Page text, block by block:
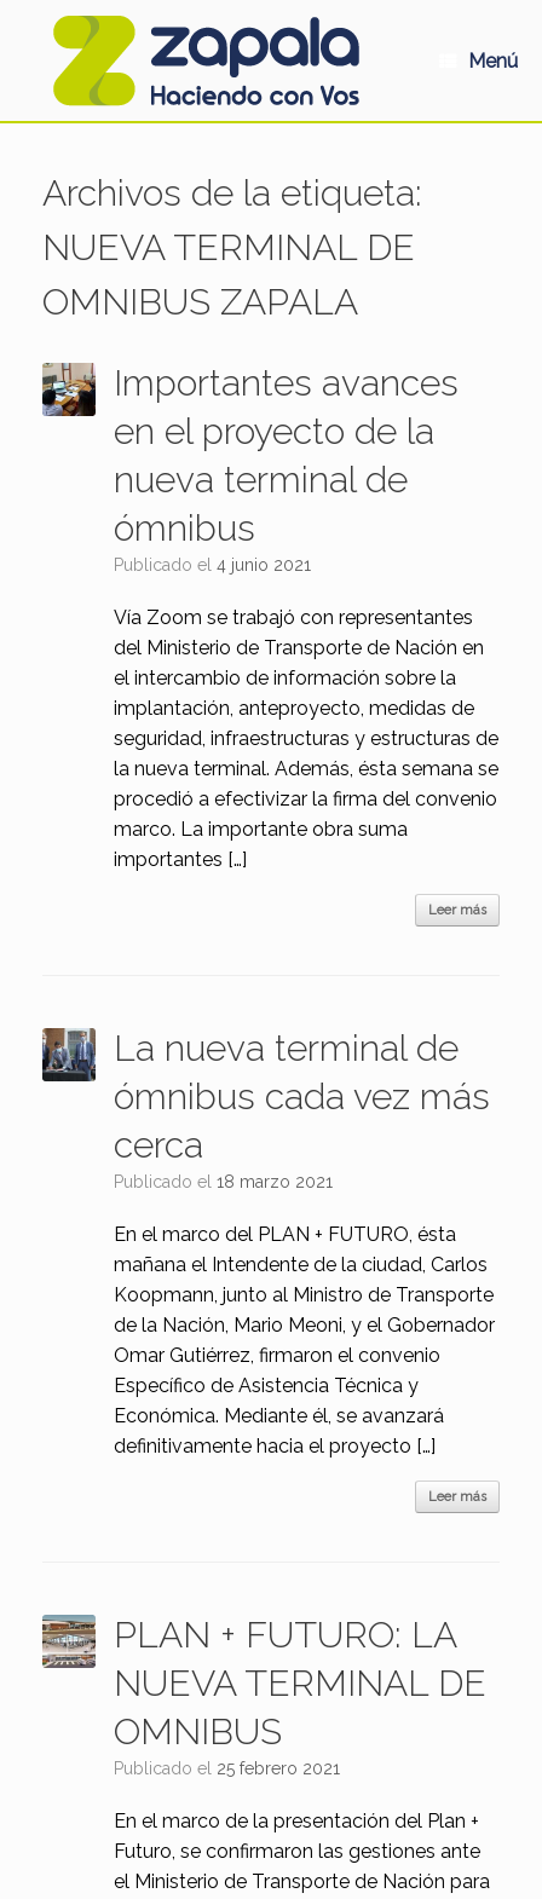
Menú
Archivos de la etiqueta:
NUEVA TERMINAL DE
OMNIBUS ZAPALA
Importantes avances
en el proyecto de la
nueva terminal de
ómnibus
Publicado el 4 junio 2021
Vía Zoom se trabajó con representantes
del Ministerio de Transporte de Nación en
el intercambio de información sobre la
implantación, anteproyecto, medidas de
seguridad, infraestructuras y estructuras de
la nueva terminal. Además, ésta semana se
procedió a efectivizar la firma del convenio
marco. La importante obra suma
importantes […]
Leer más
La nueva terminal de
ómnibus cada vez más
cerca
Publicado el 18 marzo 2021
En el marco del PLAN + FUTURO, ésta
mañana el Intendente de la ciudad, Carlos
Koopmann, junto al Ministro de Transporte
de la Nación, Mario Meoni, y el Gobernador
Omar Gutiérrez, firmaron el convenio
Específico de Asistencia Técnica y
Económica. Mediante él, se avanzará
definitivamente hacia el proyecto […]
Leer más
PLAN + FUTURO: LA
NUEVA TERMINAL DE
OMNIBUS
Publicado el 25 febrero 2021
En el marco de la presentación del Plan +
Futuro, se confirmaron las gestiones ante
el Ministerio de Transporte de Nación para